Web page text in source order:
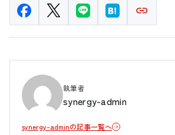
執筆者
synergy-admin
synergy-adminの記事一覧へ